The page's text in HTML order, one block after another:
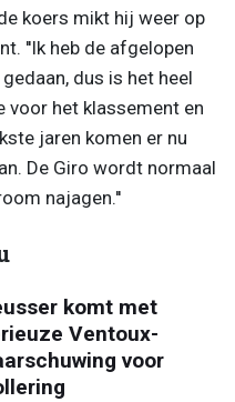
koers mikt hij weer op
''Ik heb de afgelopen
dus is het heel
voor het klassement en
jaren komen er nu
De Giro wordt normaal
najagen.''
komt met
Ventoux-
voor